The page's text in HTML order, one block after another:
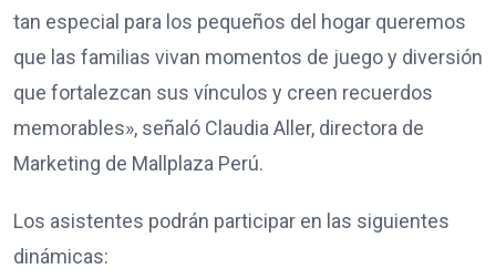
tan especial para los pequeños del hogar queremos
que las familias vivan momentos de juego y diversión
que fortalezcan sus vínculos y creen recuerdos
memorables», señaló Claudia Aller, directora de
Marketing de Mallplaza Perú.
Los asistentes podrán participar en las siguientes
dinámicas: